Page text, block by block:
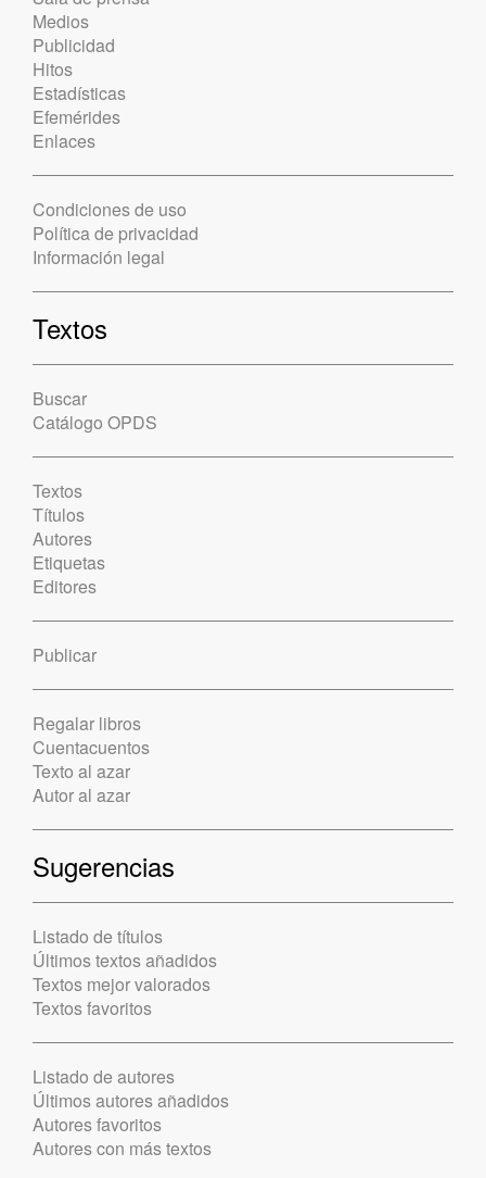
Medios
Publicidad
Hitos
Estadísticas
Efemérides
Enlaces
Condiciones de uso
Política de privacidad
Información legal
Textos
Buscar
Catálogo OPDS
Textos
Títulos
Autores
Etiquetas
Editores
Publicar
Regalar libros
Cuentacuentos
Texto al azar
Autor al azar
Sugerencias
Listado de títulos
Últimos textos añadidos
Textos mejor valorados
Textos favoritos
Listado de autores
Últimos autores añadidos
Autores favoritos
Autores con más textos